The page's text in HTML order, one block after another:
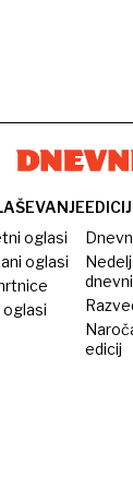
oglasi
oglasi
oglasi
edicij